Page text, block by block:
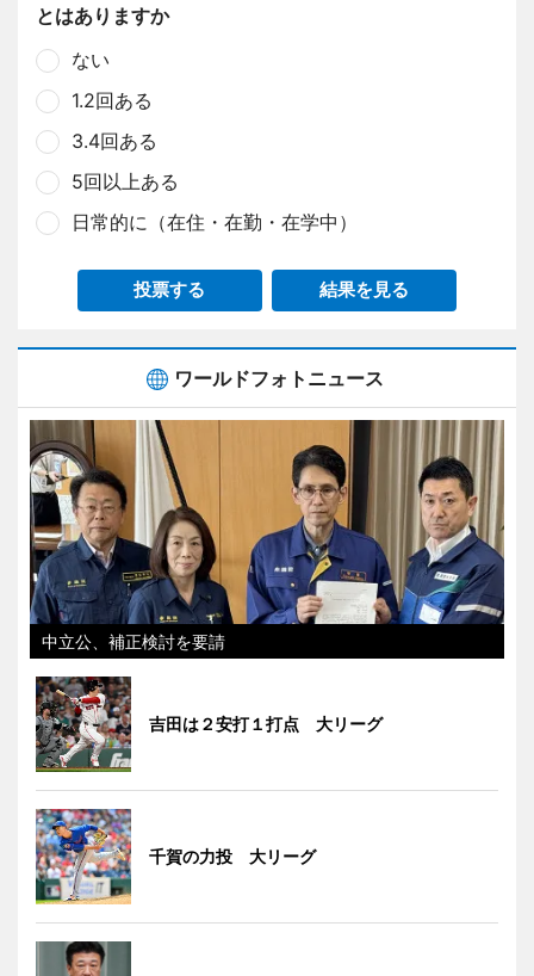
とはありますか
ない
1.2回ある
3.4回ある
5回以上ある
日常的に（在住・在勤・在学中）
投票する 結果を見る
ワールドフォトニュース
中立公、補正検討を要請
吉田は２安打１打点 大リーグ
千賀の力投 大リーグ